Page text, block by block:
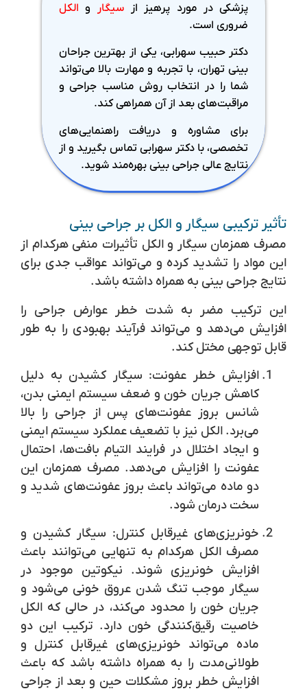
پزشکی در مورد پرهیز از
سیگارو الکل
ضروری است.
دکتر حبیب سهرابی، یکی از بهترین جراحان
بینی تهران، با تجربه و مهارت بالا می‌تواند
شما را در انتخاب روش مناسب جراحی و
مراقبت‌های بعد از آن همراهی کند.
برای مشاوره و دریافت راهنمایی‌های
تخصصی، با دکتر سهرابی تماس بگیرید و از
نتایج عالی جراحی بینی بهره‌مند شوید.
تأثیر ترکیبی سیگار و الکل بر جراحی بینی
مصرف همزمان سیگار و الکل تأثیرات منفی هرکدام از
این مواد را تشدید کرده و می‌تواند عواقب جدی برای
نتایج جراحی بینی به همراه داشته باشد.
این ترکیب مضر به شدت خطر عوارض جراحی را
افزایش می‌دهد و می‌تواند فرآیند بهبودی را به طور
قابل توجهی مختل کند.
افزایش خطر عفونت:سیگار کشیدن به دلیل
کاهش جریان خون و ضعف سیستم ایمنی بدن،
شانس بروز عفونت‌های پس از جراحی را بالا
می‌برد. الکل نیز با تضعیف عملکرد سیستم ایمنی
و ایجاد اختلال در فرایند التیام بافت‌ها، احتمال
عفونت را افزایش می‌دهد. مصرف همزمان این
دو ماده می‌تواند باعث بروز عفونت‌های شدید و
سخت درمان شود.
خونریزی‌های غیرقابل کنترل:سیگار کشیدن و
مصرف الکل هرکدام به تنهایی می‌توانند باعث
افزایش خونریزی شوند. نیکوتین موجود در
سیگار موجب تنگ شدن عروق خونی می‌شود و
جریان خون را محدود می‌کند، در حالی که الکل
خاصیت رقیق‌کنندگی خون دارد. ترکیب این دو
ماده می‌تواند خونریزی‌های غیرقابل کنترل و
طولانی‌مدت را به همراه داشته باشد که باعث
افزایش خطر بروز مشکلات حین و بعد از جراحی